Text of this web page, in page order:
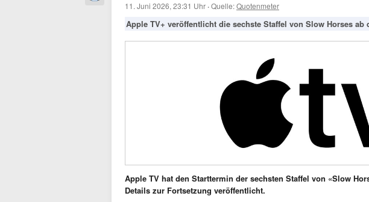
11. Juni 2026, 23:31 Uhr ·Quelle:Quotenmeter
Apple TV+ veröffentlicht die sechste Staffel von Slow Horses ab
Apple TV hat den Starttermin der sechsten Staffel von «Slow
Details zur Fortsetzung veröffentlicht.